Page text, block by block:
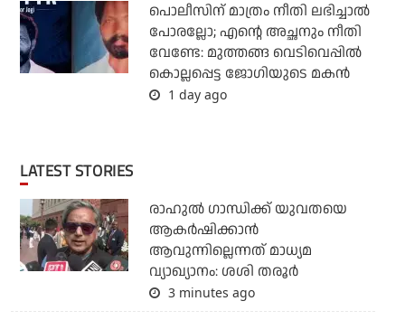
പൊലീസിന് മാത്രം നീതി ലഭിച്ചാല്‍
പോരല്ലോ; എന്റെ അച്ഛനും നീതി
വേണ്ടേ: മുത്തങ്ങ വെടിവെപ്പില്‍
കൊല്ലപ്പെട്ട ജോഗിയുടെ മകന്‍
1 day ago
LATEST STORIES
രാഹുല്‍ ഗാന്ധിക്ക് യുവതയെ
ആകര്‍ഷിക്കാന്‍
ആവുന്നില്ലെന്നത് മാധ്യമ
വ്യാഖ്യാനം: ശശി തരൂര്‍
3 minutes ago